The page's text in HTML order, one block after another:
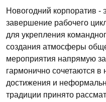
Новогодний корпоратив -
завершение рабочего
для укрепления
создания атмосферы
мероприятия напрямую
гармонично сочетаются
достижения и
традиции принято